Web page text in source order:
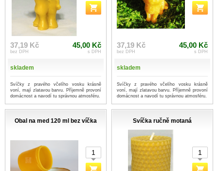
37,19 Kč
bez DPH
45,00 Kč
s DPH
skladem
Svíčky z pravého včelího vosku krásně
voní, mají zlatavou barvu. Příjemně provoní
domácnost a navodí tu správnou atmosféru.
37,19 Kč
bez DPH
45,00 Kč
s DPH
skladem
Svíčky z pravého včelího vosku krásně
voní, mají zlatavou barvu. Příjemně provoní
domácnost a navodí tu správnou atmosféru.
Obal na med 120 ml bez víčka Svíčka ručně motaná